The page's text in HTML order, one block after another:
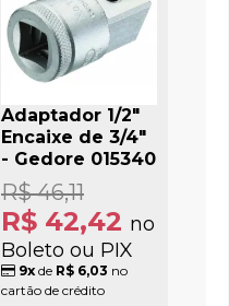
Adaptador 1/2"
Encaixe de 3/4"
- Gedore 015340
R$ 42,42 no
Boleto ou PIX
R$ 46,11
9xde R$ 6,03 no
cartão de crédito